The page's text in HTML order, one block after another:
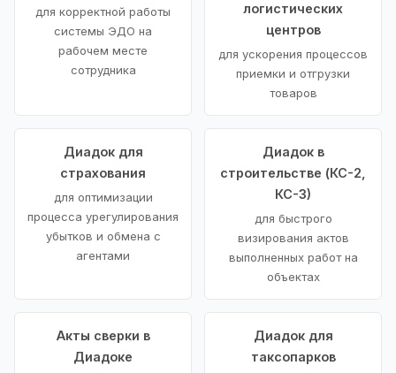
для корректной работы
системы ЭДО на
рабочем месте
сотрудника
логистических
центров
для ускорения процессов
приемки и отгрузки
товаров
Диадок для
страхования
для оптимизации
процесса урегулирования
убытков и обмена с
агентами
Диадок в
строительстве (КС-2,
КС-3)
для быстрого
визирования актов
выполненных работ на
объектах
Акты сверки в
Диадоке
Диадок для
таксопарков